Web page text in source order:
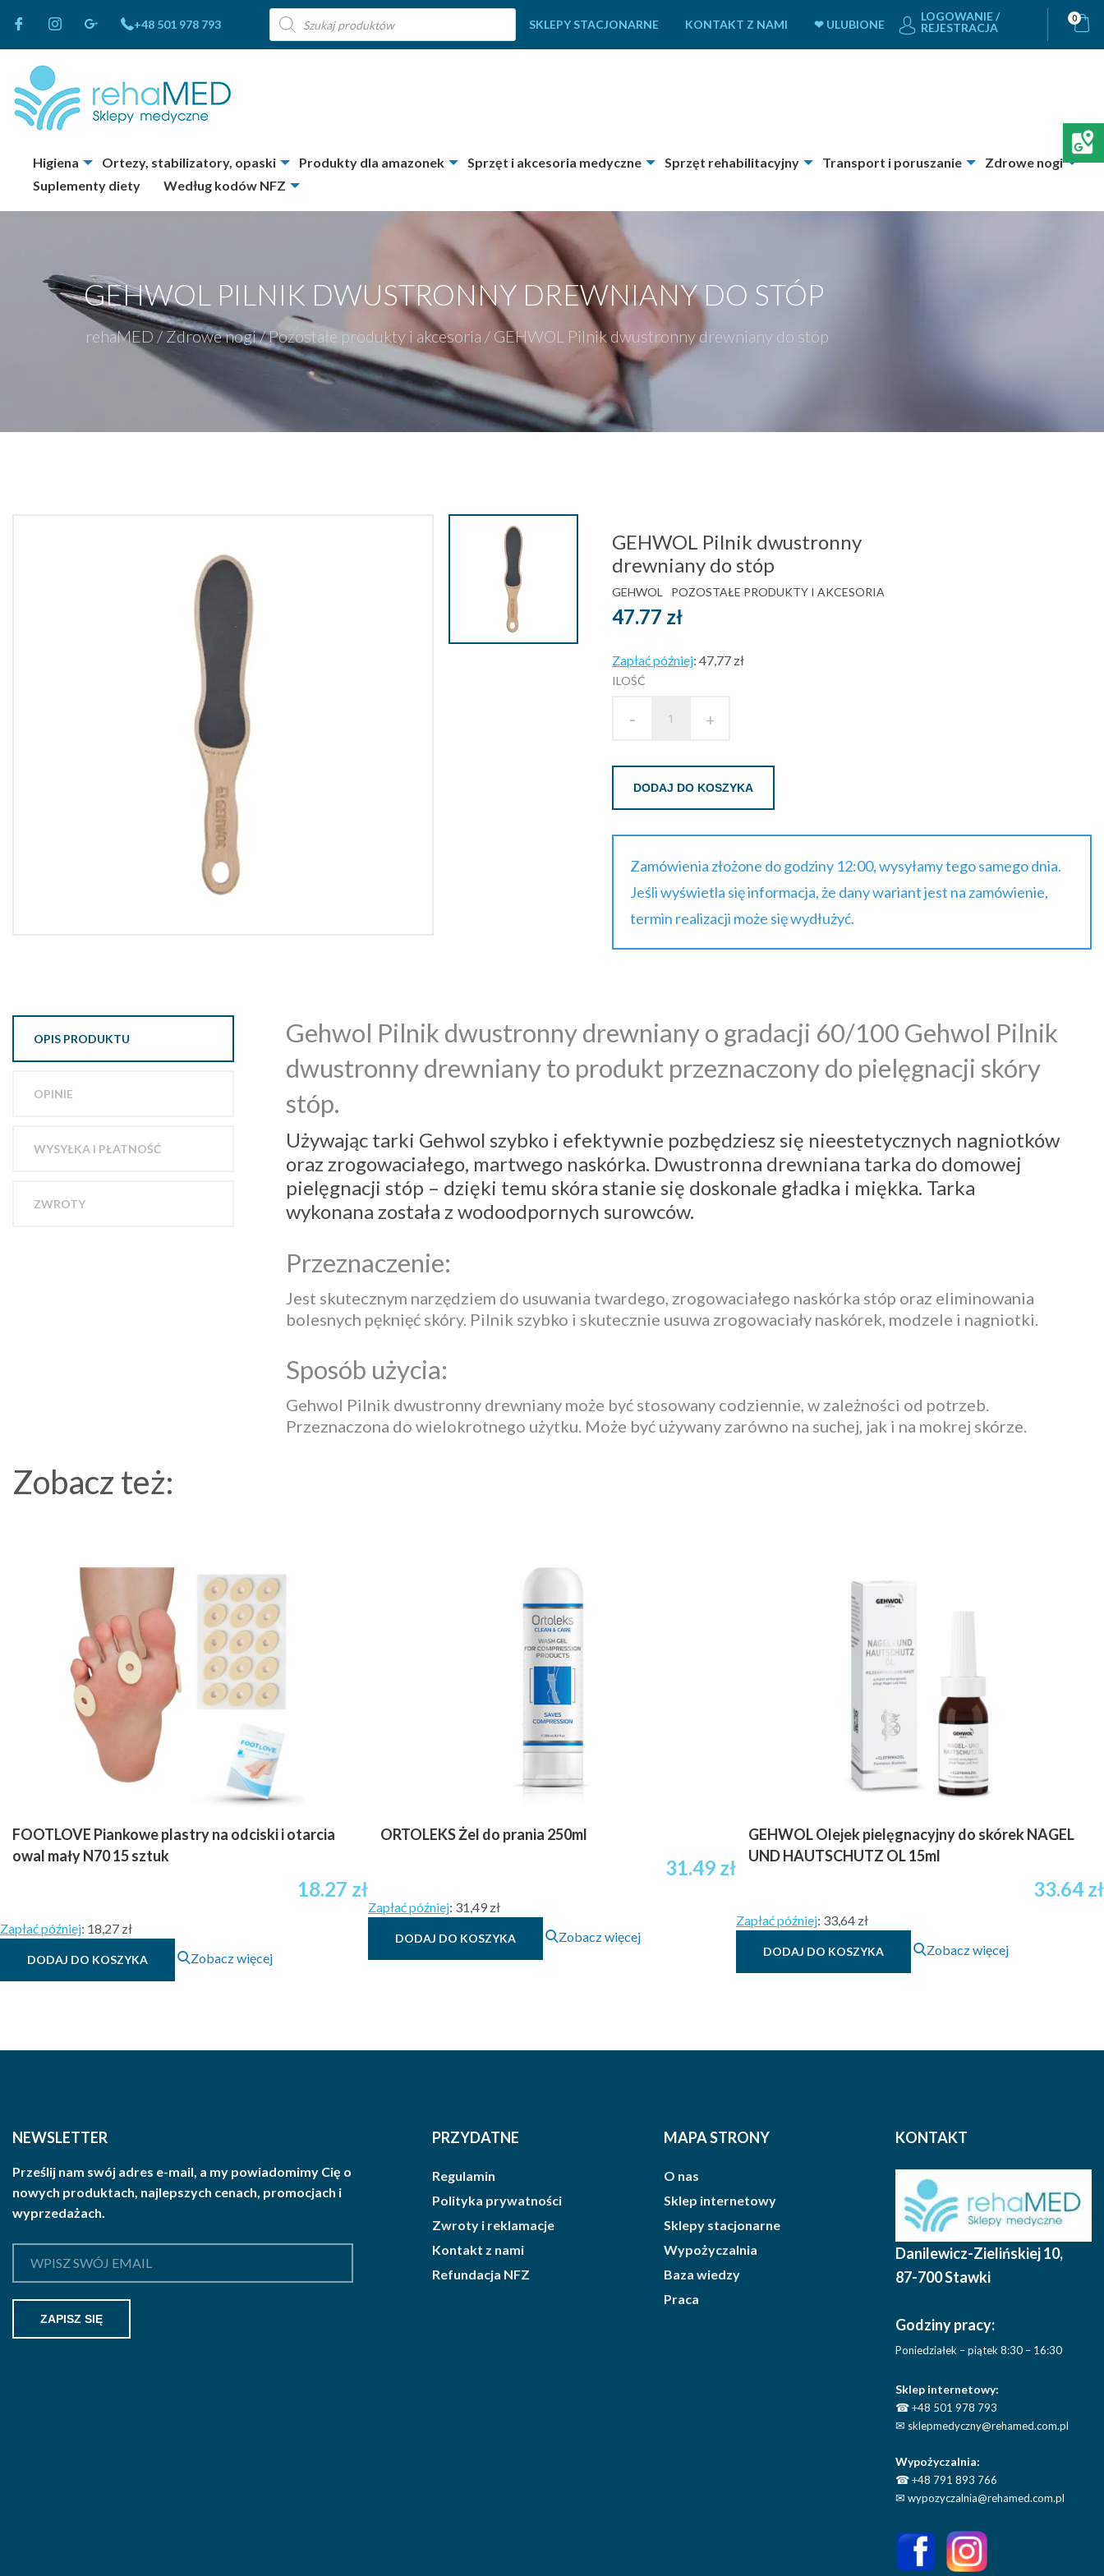
+48 501 978 793
Wyszukiwarka
produktów
SKLEPY STACJONARNE KONTAKT Z NAMI ❤ ULUBIONE
LOGOWANIE /
REJESTRACJA
0
Higiena Ortezy, stabilizatory, opaski Produkty dla amazonek Sprzęt i akcesoria medyczne Sprzęt rehabilitacyjny Transport i poruszanie
Zdrowe nogi
Suplementy diety
Według kodów NFZ
GEHWOL PILNIK DWUSTRONNY DREWNIANY DO STÓP
rehaMED /Zdrowe nogi/Pozostałe produkty i akcesoria / GEHWOL Pilnik dwustronny drewniany do stóp
GEHWOL Pilnik dwustronny
drewniany do stóp
GEHWOL POZOSTAŁE PRODUKTY I AKCESORIA
47.77 zł
Zapłać później: 47,77 zł
ILOŚĆ
- +
DODAJ DO KOSZYKA
Zamówienia złożone do godziny 12:00, wysyłamy tego samego dnia.
Jeśli wyświetla się informacja, że dany wariant jest na zamówienie,
termin realizacji może się wydłużyć.
OPIS PRODUKTU
OPINIE
WYSYŁKA I PŁATNOŚĆ
ZWROTY
Gehwol Pilnik dwustronny drewniany o gradacji 60/100 Gehwol Pilnik
dwustronny drewniany to produkt przeznaczony do pielęgnacji skóry
stóp.
Używając tarki Gehwol szybko i efektywnie pozbędziesz się nieestetycznych nagniotków
oraz zrogowaciałego, martwego naskórka. Dwustronna drewniana tarka do domowej
pielęgnacji stóp – dzięki temu skóra stanie się doskonale gładka i miękka. Tarka
wykonana została z wodoodpornych surowców.
Przeznaczenie:
Jest skutecznym narzędziem do usuwania twardego, zrogowaciałego naskórka stóp oraz eliminowania
bolesnych pęknięć skóry. Pilnik szybko i skutecznie usuwa zrogowaciały naskórek, modzele i nagniotki.
Sposób użycia:
Gehwol Pilnik dwustronny drewniany może być stosowany codziennie, w zależności od potrzeb.
Przeznaczona do wielokrotnego użytku. Może być używany zarówno na suchej, jak i na mokrej skórze.
Zobacz też:
FOOTLOVE Piankowe plastry na odciski i otarcia
owal mały N70 15 sztuk
18.27 zł
Zapłać później: 18,27 zł
DODAJ DO KOSZYKA Zobacz więcej
ORTOLEKS Żel do prania 250ml
31.49 zł
Zapłać później: 31,49 zł
DODAJ DO KOSZYKA Zobacz więcej
GEHWOL Olejek pielęgnacyjny do skórek NAGEL
UND HAUTSCHUTZ OL 15ml
33.64 zł
Zapłać później: 33,64 zł
DODAJ DO KOSZYKA Zobacz więcej
NEWSLETTER
Prześlij nam swój adres e-mail, a my powiadomimy Cię o
nowych produktach, najlepszych cenach, promocjach i
wyprzedażach.
PRZYDATNE
Regulamin
Polityka prywatności
Zwroty i reklamacje
Kontakt z nami
Refundacja NFZ
MAPA STRONY
O nas
Sklep internetowy
Sklepy stacjonarne
Wypożyczalnia
Baza wiedzy
Praca
KONTAKT
Danilewicz-Zielińskiej 10,
87-700 Stawki
Godziny pracy:
Poniedziałek – piątek 8:30 – 16:30
Sklep internetowy:
☎+48 501 978 793
✉ sklepmedyczny@rehamed.com.pl
Wypożyczalnia:
☎+48 791 893 766
✉ wypozyczalnia@rehamed.com.pl